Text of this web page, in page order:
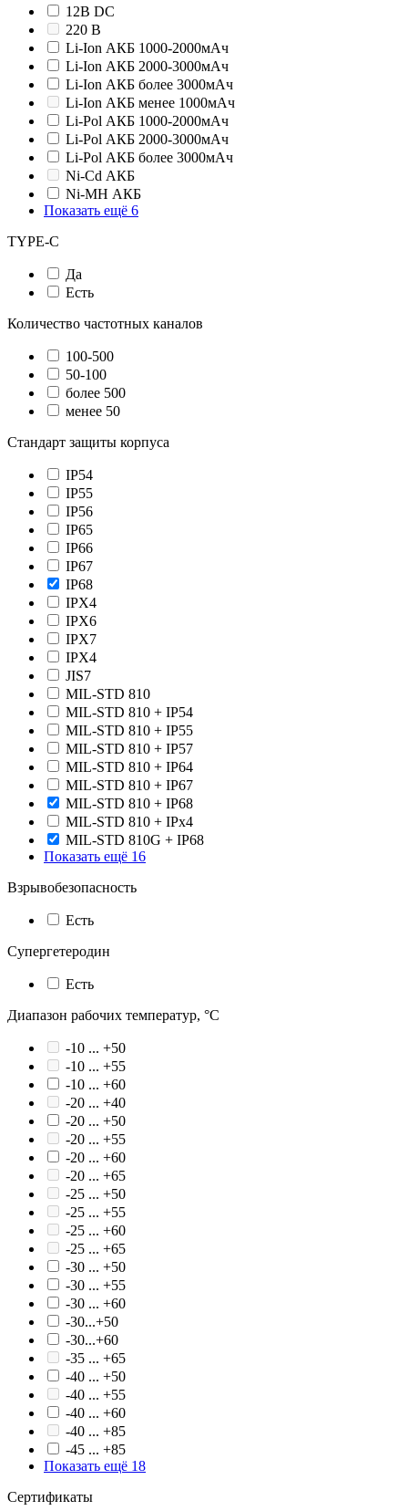
12В DC
220 В
Li-Ion АКБ 1000-2000мАч
Li-Ion АКБ 2000-3000мАч
Li-Ion АКБ более 3000мАч
Li-Ion АКБ менее 1000мАч
Li-Pol АКБ 1000-2000мАч
Li-Pol АКБ 2000-3000мАч
Li-Pol АКБ более 3000мАч
Ni-Cd АКБ
Ni-MH АКБ
Показать ещё 6
TYPE-C
Да
Есть
Количество частотных каналов
100-500
50-100
более 500
менее 50
Стандарт защиты корпуса
IP54
IP55
IP56
IP65
IP66
IP67
IP68
IPX4
IPX6
IPX7
IPХ4
JIS7
MIL-STD 810
MIL-STD 810 + IP54
MIL-STD 810 + IP55
MIL-STD 810 + IP57
MIL-STD 810 + IP64
MIL-STD 810 + IP67
MIL-STD 810 + IP68
MIL-STD 810 + IPx4
MIL-STD 810G + IP68
Показать ещё 16
Взрывобезопасность
Есть
Супергетеродин
Есть
Диапазон рабочих температур, °С
-10 ... +50
-10 ... +55
-10 ... +60
-20 ... +40
-20 ... +50
-20 ... +55
-20 ... +60
-20 ... +65
-25 ... +50
-25 ... +55
-25 ... +60
-25 ... +65
-30 ... +50
-30 ... +55
-30 ... +60
-30...+50
-30...+60
-35 ... +65
-40 ... +50
-40 ... +55
-40 ... +60
-40 ... +85
-45 ... +85
Показать ещё 18
Сертификаты